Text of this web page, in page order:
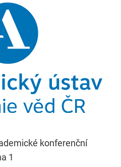
konferenční
1